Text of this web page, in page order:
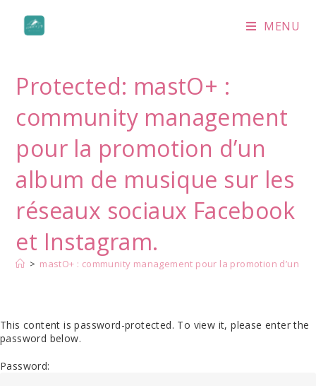
MENU
Protected: mastO+ :
community management
pour la promotion d’un
album de musique sur les
réseaux sociaux Facebook
et Instagram.
> mastO+ : community management pour la promotion d’un
This content is password-protected. To view it, please enter the
password below.
Password: